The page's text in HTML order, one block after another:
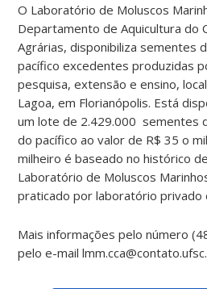
O Laboratório de Moluscos
Departamento de Aquicultura do
Agrárias, disponibiliza sementes
pacífico excedentes produzidas
pesquisa, extensão e ensino,
Lagoa, em Florianópolis. Está
um lote de 2.429.000 sementes
do pacífico ao valor de R$ 35 o
milheiro é baseado no histórico
Laboratório de Moluscos
praticado por laboratório privado
Mais informações pelo número
pelo e-mail